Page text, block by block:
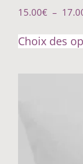
15.00€ –
Choix des